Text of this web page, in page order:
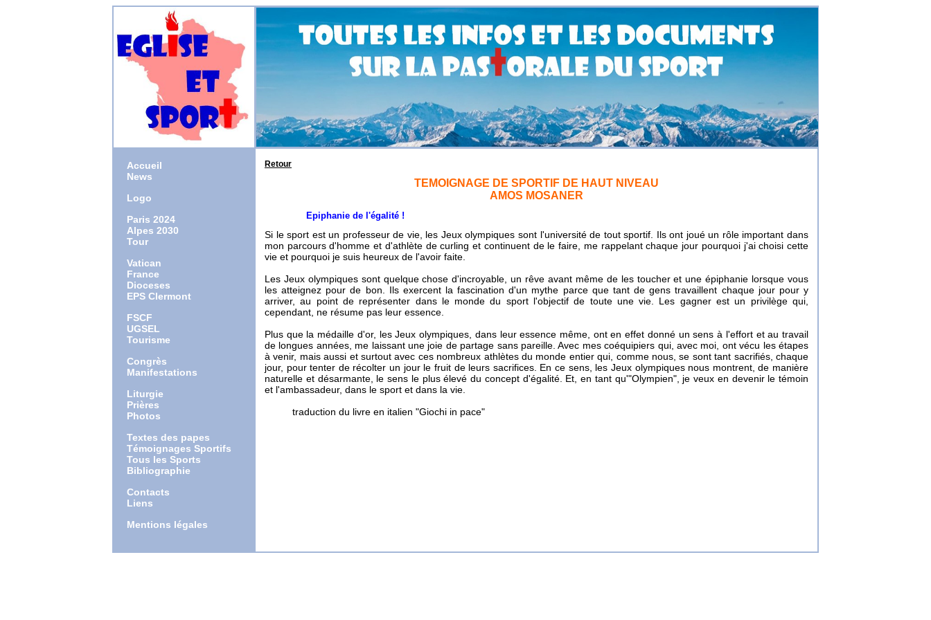
Accueil
News
Logo
Paris 2024
Alpes 2030
Tour
Vatican
France
Dioceses
EPS Clermont
FSCF
UGSEL
Tourisme
Congrès
Manifestations
Liturgie
Prières
Photos
Textes des papes
Témoignages Sportifs
Tous les Sports
Bibliographie
Contacts
Liens
Mentions légales
Retour
TEMOIGNAGE DE SPORTIF DE HAUT NIVEAU
AMOS MOSANER
Epiphanie de l'égalité !
Si le sport est un professeur de vie, les Jeux olympiques sont l'université de tout sportif. Ils ont joué un rôle important dans
mon parcours d'homme et d'athlète de curling et continuent de le faire, me rappelant chaque jour pourquoi j'ai choisi cette
vie et pourquoi je suis heureux de l'avoir faite.
Les Jeux olympiques sont quelque chose d'incroyable, un rêve avant même de les toucher et une épiphanie lorsque vous
les atteignez pour de bon. Ils exercent la fascination d'un mythe parce que tant de gens travaillent chaque jour pour y
arriver, au point de représenter dans le monde du sport l'objectif de toute une vie. Les gagner est un privilège qui,
cependant, ne résume pas leur essence.
Plus que la médaille d'or, les Jeux olympiques, dans leur essence même, ont en effet donné un sens à l'effort et au travail
de longues années, me laissant une joie de partage sans pareille. Avec mes coéquipiers qui, avec moi, ont vécu les étapes
à venir, mais aussi et surtout avec ces nombreux athlètes du monde entier qui, comme nous, se sont tant sacrifiés, chaque
jour, pour tenter de récolter un jour le fruit de leurs sacrifices. En ce sens, les Jeux olympiques nous montrent, de manière
naturelle et désarmante, le sens le plus élevé du concept d'égalité. Et, en tant qu'"Olympien", je veux en devenir le témoin
et l'ambassadeur, dans le sport et dans la vie.
traduction du livre en italien "Giochi in pace"